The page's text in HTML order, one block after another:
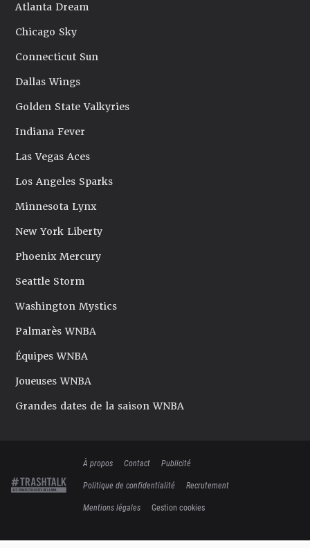
Atlanta Dream
Chicago Sky
Connecticut Sun
Dallas Wings
Golden State Valkyries
Indiana Fever
Las Vegas Aces
Los Angeles Sparks
Minnesota Lynx
New York Liberty
Phoenix Mercury
Seattle Storm
Washington Mystics
Palmarès WNBA
Équipes WNBA
Joueuses WNBA
Grandes dates de la saison WNBA
À propos Contact
Publicité
Politique de confidentialité
Recrutement
Mentions légales
Gestion cookies